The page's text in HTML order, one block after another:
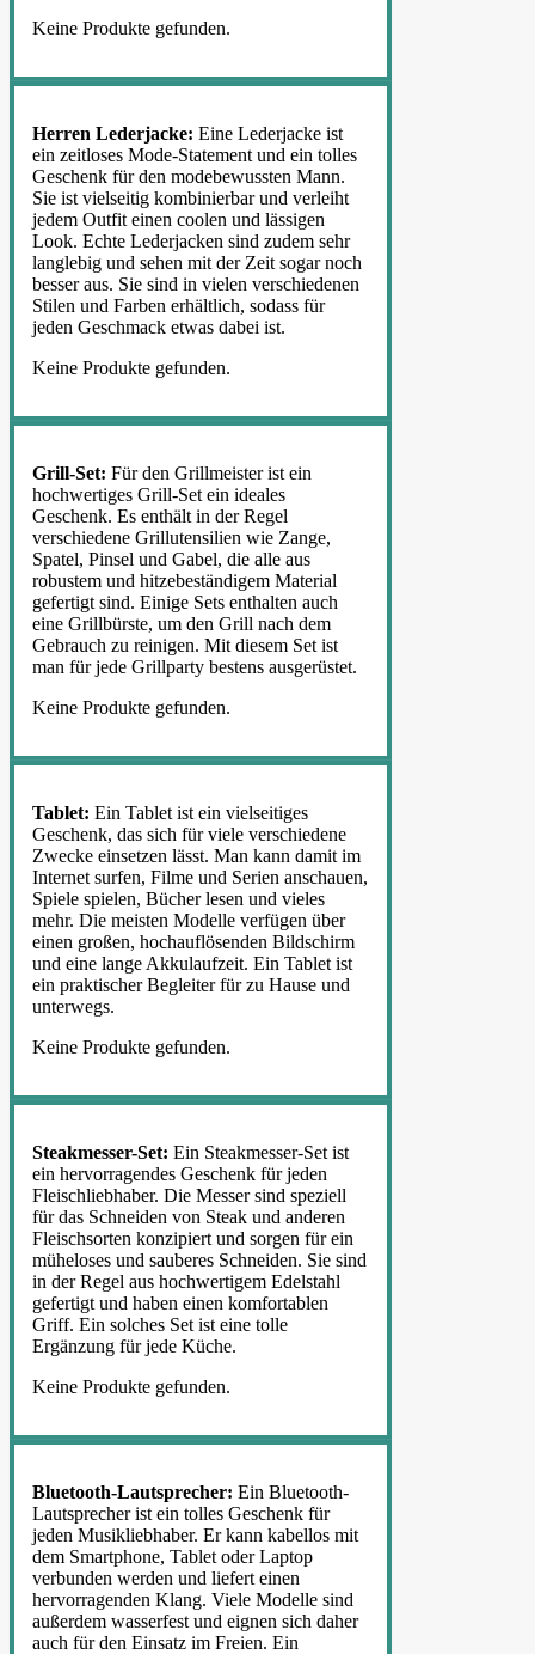
Keine Produkte gefunden.
Herren Lederjacke: Eine Lederjacke ist
ein zeitloses Mode-Statement und ein tolles
Geschenk für den modebewussten Mann.
Sie ist vielseitig kombinierbar und verleiht
jedem Outfit einen coolen und lässigen
Look. Echte Lederjacken sind zudem sehr
langlebig und sehen mit der Zeit sogar noch
besser aus. Sie sind in vielen verschiedenen
Stilen und Farben erhältlich, sodass für
jeden Geschmack etwas dabei ist.
Keine Produkte gefunden.
Grill-Set: Für den Grillmeister ist ein
hochwertiges Grill-Set ein ideales
Geschenk. Es enthält in der Regel
verschiedene Grillutensilien wie Zange,
Spatel, Pinsel und Gabel, die alle aus
robustem und hitzebeständigem Material
gefertigt sind. Einige Sets enthalten auch
eine Grillbürste, um den Grill nach dem
Gebrauch zu reinigen. Mit diesem Set ist
man für jede Grillparty bestens ausgerüstet.
Keine Produkte gefunden.
Tablet: Ein Tablet ist ein vielseitiges
Geschenk, das sich für viele verschiedene
Zwecke einsetzen lässt. Man kann damit im
Internet surfen, Filme und Serien anschauen,
Spiele spielen, Bücher lesen und vieles
mehr. Die meisten Modelle verfügen über
einen großen, hochauflösenden Bildschirm
und eine lange Akkulaufzeit. Ein Tablet ist
ein praktischer Begleiter für zu Hause und
unterwegs.
Keine Produkte gefunden.
Steakmesser-Set: Ein Steakmesser-Set ist
ein hervorragendes Geschenk für jeden
Fleischliebhaber. Die Messer sind speziell
für das Schneiden von Steak und anderen
Fleischsorten konzipiert und sorgen für ein
müheloses und sauberes Schneiden. Sie sind
in der Regel aus hochwertigem Edelstahl
gefertigt und haben einen komfortablen
Griff. Ein solches Set ist eine tolle
Ergänzung für jede Küche.
Keine Produkte gefunden.
Bluetooth-Lautsprecher: Ein Bluetooth-
Lautsprecher ist ein tolles Geschenk für
jeden Musikliebhaber. Er kann kabellos mit
dem Smartphone, Tablet oder Laptop
verbunden werden und liefert einen
hervorragenden Klang. Viele Modelle sind
außerdem wasserfest und eignen sich daher
auch für den Einsatz im Freien. Ein